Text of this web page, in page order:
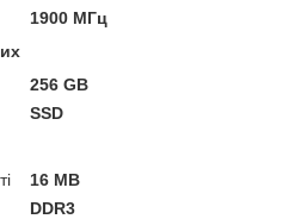
1900 МГц
256 GB
SSD
16 MB
DDR3